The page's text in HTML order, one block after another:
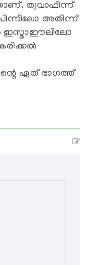
ത്വവാഫിന്ന്
അതിന്ന്
ഇസ്മാഈലിലോ
ഏത് ഭാഗത്ത്